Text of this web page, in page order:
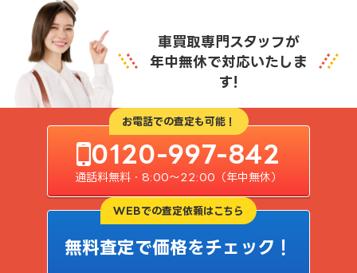
車買取専門スタッフが
年中無休で対応いたしま
す!
お電話での査定も可能！
0120-997-842
通話料無料・8:00〜22:00（年中無休）
WEBでの査定依頼はこちら
無料査定で価格をチェック！